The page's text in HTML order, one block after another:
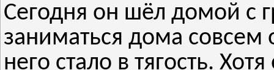
Сегодня он шёл домой с
заниматься дома совсем
него стало в тягость.